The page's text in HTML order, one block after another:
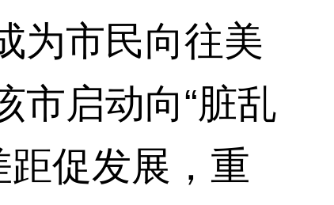
为市民向往美
市启动向“脏乱
距促发展，重